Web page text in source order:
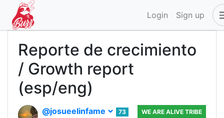
Login Sign up
Reporte de crecimiento
/ Growth report
(esp/eng)
@josueelinfame
73
WE ARE ALIVE TRIBE